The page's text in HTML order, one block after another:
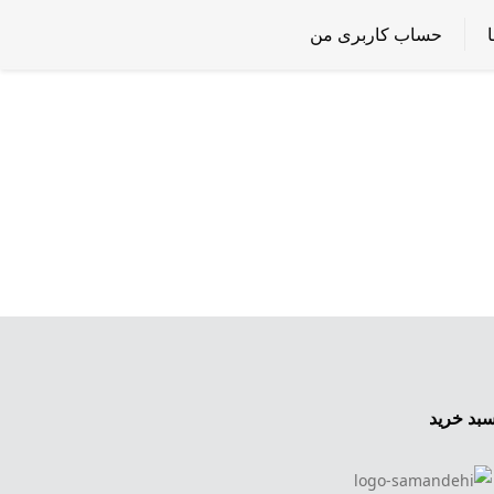
حساب کاربری من
خرید